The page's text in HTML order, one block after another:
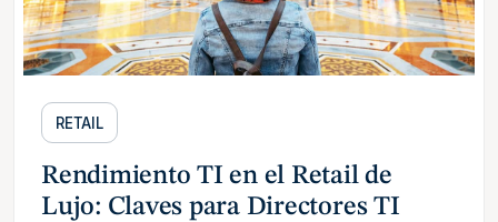
RETAIL
Rendimiento TI en el Retail de
Lujo: Claves para Directores TI